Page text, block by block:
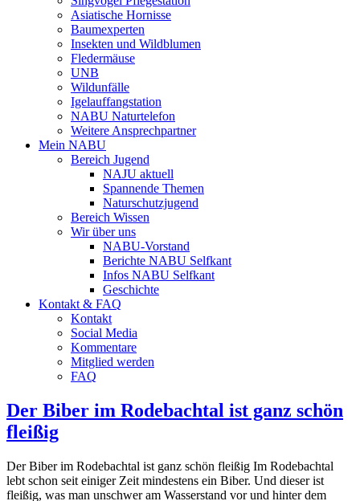
Asiatische Hornisse
Baumexperten
Insekten und Wildblumen
Fledermäuse
UNB
Wildunfälle
Igelauffangstation
NABU Naturtelefon
Weitere Ansprechpartner
Mein NABU
Bereich Jugend
NAJU aktuell
Spannende Themen
Naturschutzjugend
Bereich Wissen
Wir über uns
NABU-Vorstand
Berichte NABU Selfkant
Infos NABU Selfkant
Geschichte
Kontakt & FAQ
Kontakt
Social Media
Kommentare
Mitglied werden
FAQ
Der Biber im Rodebachtal ist ganz schön
fleißig
Der Biber im Rodebachtal ist ganz schön fleißig Im Rodebachtal
lebt schon seit einiger Zeit mindestens ein Biber. Und dieser ist
fleißig, was man unschwer am Wasserstand vor und hinter dem